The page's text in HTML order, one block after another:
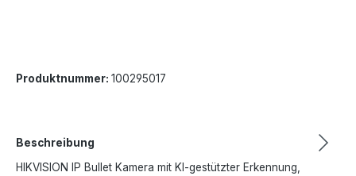
Produktnummer: 100295017
Beschreibung
HIKVISION IP Bullet Kamera mit KI-gestützter Erkennung,